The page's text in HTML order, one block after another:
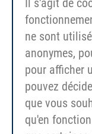
Patins
ne sont
anonymes,
pour afficher
pouvez
que vous
qu'en